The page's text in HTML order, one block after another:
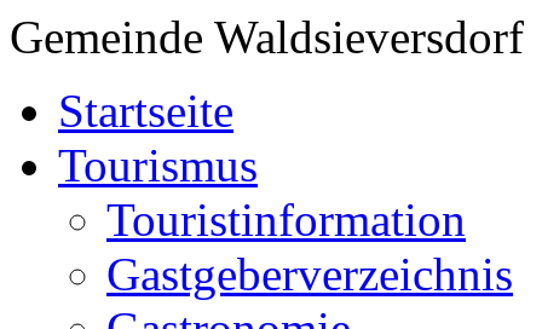
Gemeinde Waldsieversdorf
Startseite
Tourismus
Touristinformation
Gastgeberverzeichnis